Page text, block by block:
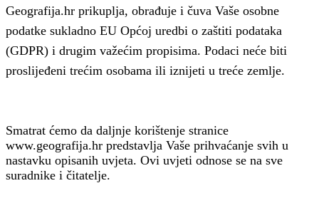
Geografija.hr prikuplja, obrađuje i čuva Vaše osobne
podatke sukladno EU Općoj uredbi o zaštiti podataka
(GDPR) i drugim važećim propisima. Podaci neće biti
proslijeđeni trećim osobama ili iznijeti u treće zemlje.
Smatrat ćemo da daljnje korištenje stranice
www.geografija.hr predstavlja Vaše prihvaćanje svih u
nastavku opisanih uvjeta. Ovi uvjeti odnose se na sve
suradnike i čitatelje.